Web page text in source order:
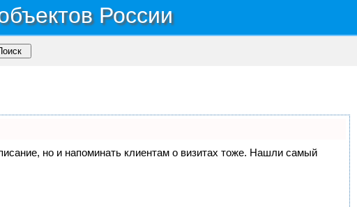
России
но и напоминать клиентам о визитах тоже. Нашли самый